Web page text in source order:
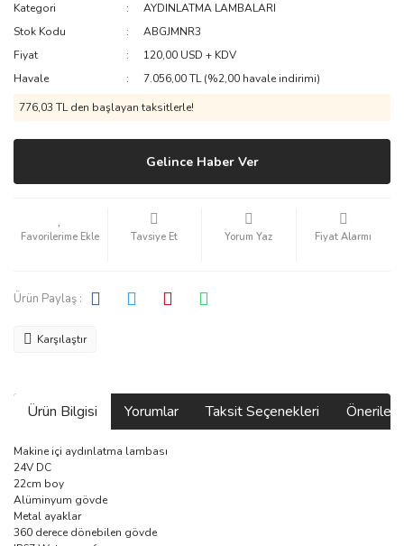
Kategori
AYDINLATMA LAMBALARI
Stok Kodu
ABGJMNR3
Fiyat
120,00 USD + KDV
Havale
7.056,00 TL (%2,00 havale indirimi)
776,03 TL den başlayan taksitlerle!
Gelince Haber Ver
Tavsiye Et Yorum Yaz Fiyat Alarmı
Ürün Paylaş :
Karşılaştır
Ürün Bilgisi Yorumlar Taksit Seçenekleri
Makine içi aydınlatma lambası
24V DC
22cm boy
Alüminyum gövde
Metal ayaklar
360 derece dönebilen gövde